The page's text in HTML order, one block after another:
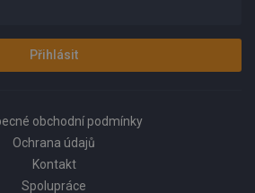
Přihlásit
obchodní podmínky
Ochrana údajů
Kontakt
Spolupráce